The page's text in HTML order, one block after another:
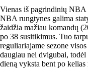
Vienas iš pagrindinių
NBA rungtynes galima
žaidžia mažiau komandų
po 38 susitikimus. Tuo
reguliariajame sezone
daugiau nei dvigubai,
dieną vyksta bent po kelias